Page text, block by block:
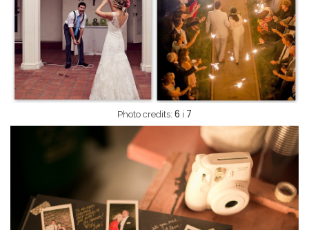
Photo credits: 6 i 7